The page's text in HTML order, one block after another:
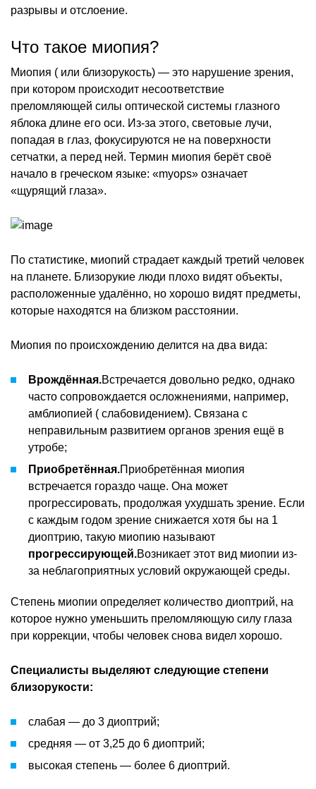
разрывы и отслоение.
Что такое миопия?
Миопия ( или близорукость) — это нарушение зрения,
при котором происходит несоответствие
преломляющей силы оптической системы глазного
яблока длине его оси. Из-за этого, световые лучи,
попадая в глаз, фокусируются не на поверхности
сетчатки, а перед ней. Термин миопия берёт своё
начало в греческом языке: «myops» означает
«щурящий глаза».
По статистике, миопий страдает каждый третий человек
на планете. Близорукие люди плохо видят объекты,
расположенные удалённо, но хорошо видят предметы,
которые находятся на близком расстоянии.
Миопия по происхождению делится на два вида:
Врождённая.Встречается довольно редко, однако
часто сопровождается осложнениями, например,
амблиопией ( слабовидением). Связана с
неправильным развитием органов зрения ещё в
утробе;
Приобретённая.Приобретённая миопия
встречается гораздо чаще. Она может
прогрессировать, продолжая ухудшать зрение. Если
с каждым годом зрение снижается хотя бы на 1
диоптрию, такую миопию называют
прогрессирующей.Возникает этот вид миопии из-
за неблагоприятных условий окружающей среды.
Степень миопии определяет количество диоптрий, на
которое нужно уменьшить преломляющую силу глаза
при коррекции, чтобы человек снова видел хорошо.
Специалисты выделяют следующие степени
близорукости:
слабая — до 3 диоптрий;
средняя — от 3,25 до 6 диоптрий;
высокая степень — более 6 диоптрий.